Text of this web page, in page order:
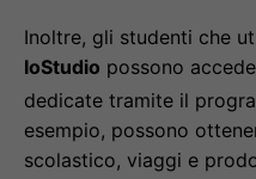
Inoltre, gli studenti che
IoStudio possono
dedicate tramite il
esempio, possono
scolastico, viaggi e